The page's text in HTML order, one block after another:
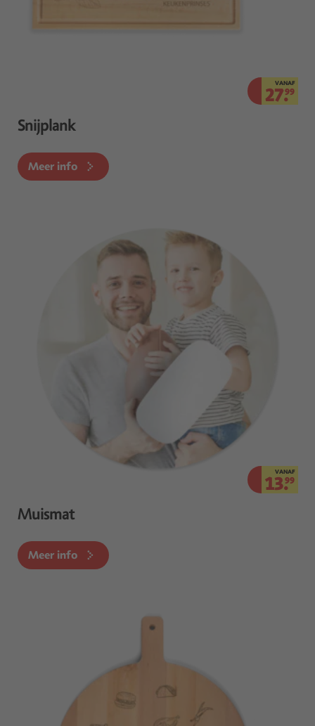
VANAF
27.99
Snijplank
Meer info
VANAF
13.99
Muismat
Meer info